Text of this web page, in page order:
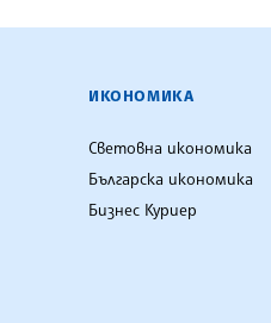
ИКОНОМИКА
Световна икономика
Българска икономика
Бизнес Куриер